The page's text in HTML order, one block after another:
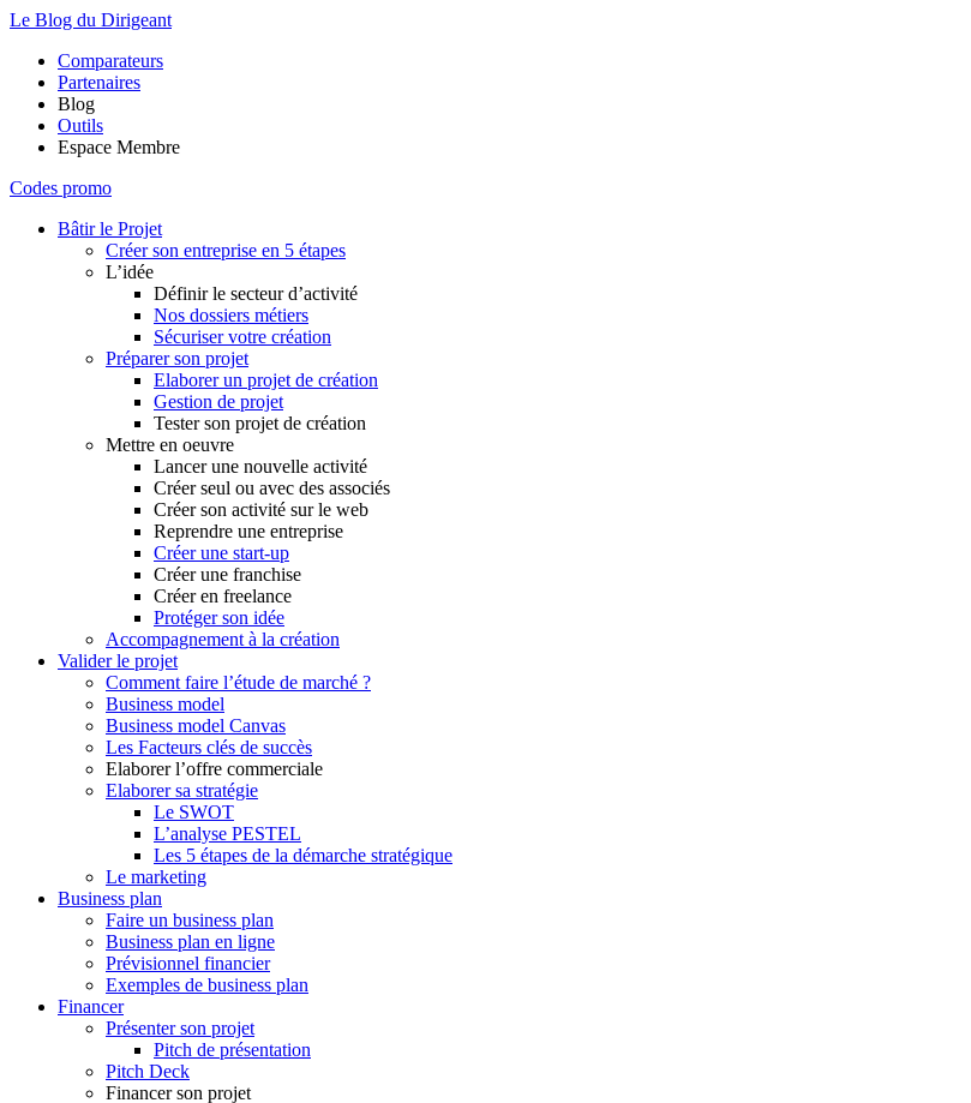
Le Blog du Dirigeant
Comparateurs
Partenaires
Blog
Outils
Espace Membre
Codes promo
Bâtir le Projet
Créer son entreprise en 5 étapes
L’idée
Définir le secteur d’activité
Nos dossiers métiers
Sécuriser votre création
Préparer son projet
Elaborer un projet de création
Gestion de projet
Tester son projet de création
Mettre en oeuvre
Lancer une nouvelle activité
Créer seul ou avec des associés
Créer son activité sur le web
Reprendre une entreprise
Créer une start-up
Créer une franchise
Créer en freelance
Protéger son idée
Accompagnement à la création
Valider le projet
Comment faire l’étude de marché ?
Business model
Business model Canvas
Les Facteurs clés de succès
Elaborer l’offre commerciale
Elaborer sa stratégie
Le SWOT
L’analyse PESTEL
Les 5 étapes de la démarche stratégique
Le marketing
Business plan
Faire un business plan
Business plan en ligne
Prévisionnel financier
Exemples de business plan
Financer
Présenter son projet
Pitch de présentation
Pitch Deck
Financer son projet